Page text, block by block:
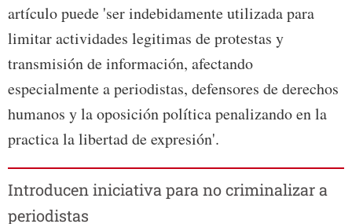
artículo puede 'ser indebidamente utilizada para
limitar actividades legitimas de protestas y
transmisión de información, afectando
especialmente a periodistas, defensores de derechos
humanos y la oposición política penalizando en la
practica la libertad de expresión'.
Introducen iniciativa para no criminalizar a
periodistas